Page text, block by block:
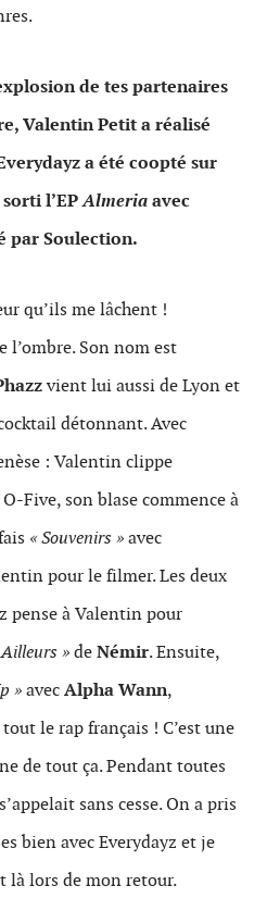
de tes partenaires
Valentin Petit a réalisé
a été coopté sur
l’EPAlmeriaavec
par Soulection.
qu’ils me lâchent !
l’ombre. Son nom est
vient lui aussi de Lyon et
détonnant. Avec
: Valentin clippe
Five, son blase commence à
« Souvenirs »avec
pour le filmer. Les deux
pense à Valentin pour
»deNémir. Ensuite,
»avecAlpha Wann,
le rap français ! C’est une
de tout ça. Pendant toutes
sans cesse. On a pris
bien avec Everydayz et je
là lors de mon retour.